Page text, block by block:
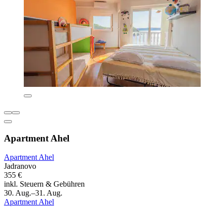
Apartment Ahel
Apartment Ahel
Jadranovo
355 €
inkl. Steuern & Gebühren
30. Aug.–31. Aug.
Apartment Ahel